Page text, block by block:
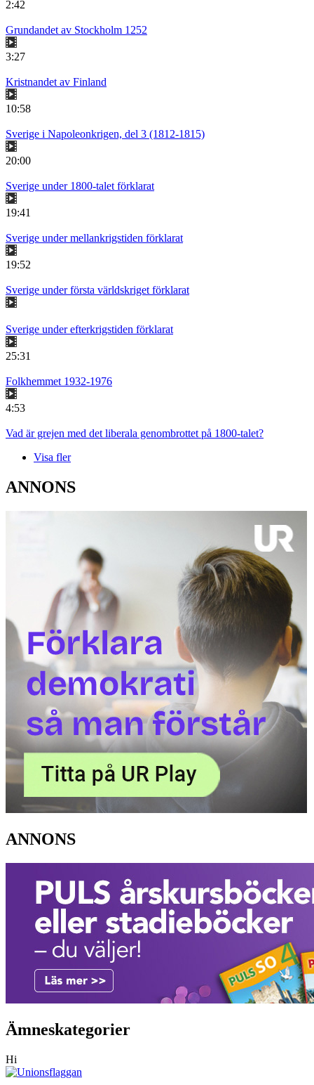
2:42
Grundandet av Stockholm 1252
3:27
Kristnandet av Finland
10:58
Sverige i Napoleonkrigen, del 3 (1812-1815)
20:00
Sverige under 1800-talet förklarat
19:41
Sverige under mellankrigstiden förklarat
19:52
Sverige under första världskriget förklarat
Sverige under efterkrigstiden förklarat
25:31
Folkhemmet 1932-1976
4:53
Vad är grejen med det liberala genombrottet på 1800-talet?
Visa fler
ANNONS
ANNONS
Ämneskategorier
Hi